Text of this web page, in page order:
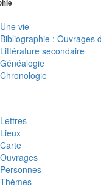
Une vie
Bibliographie : Ouvrages
Littérature secondaire
Généalogie
Chronologie
Lettres
Lieux
Carte
Ouvrages
Personnes
Thèmes